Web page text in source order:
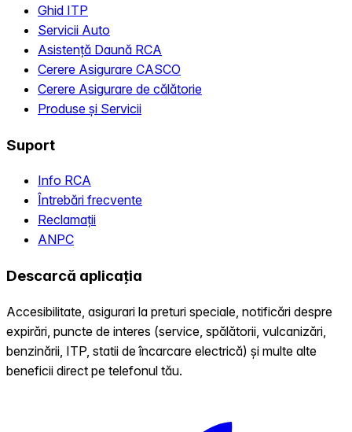
Ghid ITP
Servicii Auto
Asistență Daună RCA
Cerere Asigurare CASCO
Cerere Asigurare de călătorie
Produse și Servicii
Suport
Info RCA
Întrebări frecvente
Reclamații
ANPC
Descarcă aplicația
Accesibilitate, asigurari la preturi speciale, notificări despre
expirări, puncte de interes (service, spălătorii, vulcanizări,
benzinării, ITP, statii de încarcare electrică) și multe alte
beneficii direct pe telefonul tău.